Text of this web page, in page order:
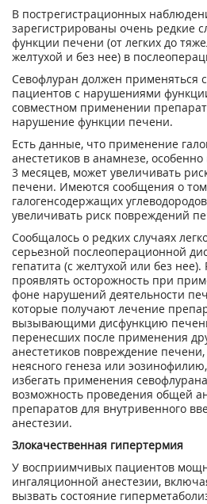
В пострегистрационных
зарегистрированы очень редкие
функции печени (от легких до
желтухой и без нее) в
Севофлуран должен применяться
пациентов с нарушениями
совместном применении
нарушение функции печени.
Есть данные, что применение
анестетиков в анамнезе,
3 месяцев, может увеличивать
печени. Имеются сообщения о
галогенсодержащих
увеличивать риск повреждений
Сообщалось о редких случаях
серьезной послеоперационной
гепатита (с желтухой или без нее).
проявлять осторожность при
фоне нарушений деятельности
которые получают лечение
вызывающими дисфункцию
перенесших после применения
анестетиков повреждение печени,
неясного генеза или
избегать применения
возможность проведения общей
препаратов для внутривенного
анестезии.
Злокачественная гипертермия
У восприимчивых пациентов
ингаляционной анестезии,
вызвать состояние